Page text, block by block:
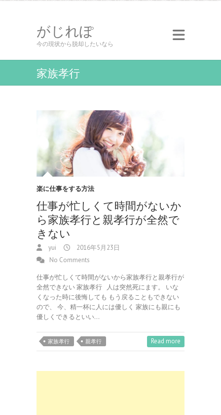
がじれぽ
今の現状から脱却したいなら
家族孝行
楽に仕事をする方法
仕事が忙しくて時間がないか
ら家族孝行と親孝行が全然で
きない
yui
2016年5月23日
No Comments
仕事が忙しくて時間がないから家族孝行と親孝行が
全然できない 家族孝行 人は突然死にます。 いな
くなった時に後悔しても もう戻ることもできない
ので、 今、精一杯に人には優しく 家族にも親にも
優しくできるといい…
家族孝行 親孝行 Read more